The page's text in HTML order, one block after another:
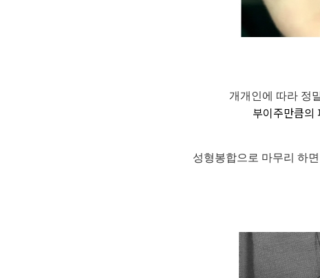
개개인에 따라 정
부이주만큼의
성형봉합으로 마무리 하